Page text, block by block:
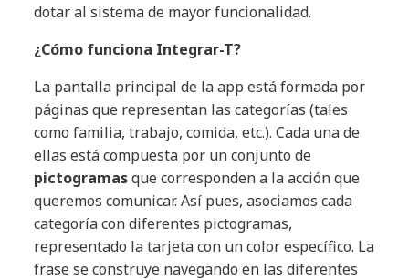
dotar al sistema de mayor funcionalidad.
¿Cómo funciona Integrar-T?
La pantalla principal de la app está formada por
páginas que representan las categorías (tales
como familia, trabajo, comida, etc.). Cada una de
ellas está compuesta por un conjunto de
pictogramasque corresponden a la acción que
queremos comunicar. Así pues, asociamos cada
categoría con diferentes pictogramas,
representado la tarjeta con un color específico. La
frase se construye navegando en las diferentes